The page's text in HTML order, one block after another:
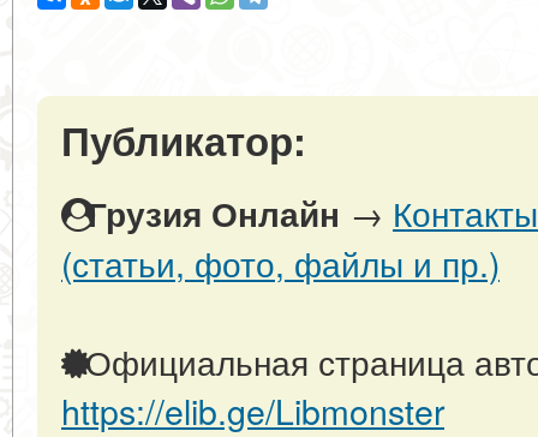
Публикатор:
Грузия Онлайн →
(статьи, фото, файлы и пр.)
Официальная страница
https://elib.ge/Libmonster